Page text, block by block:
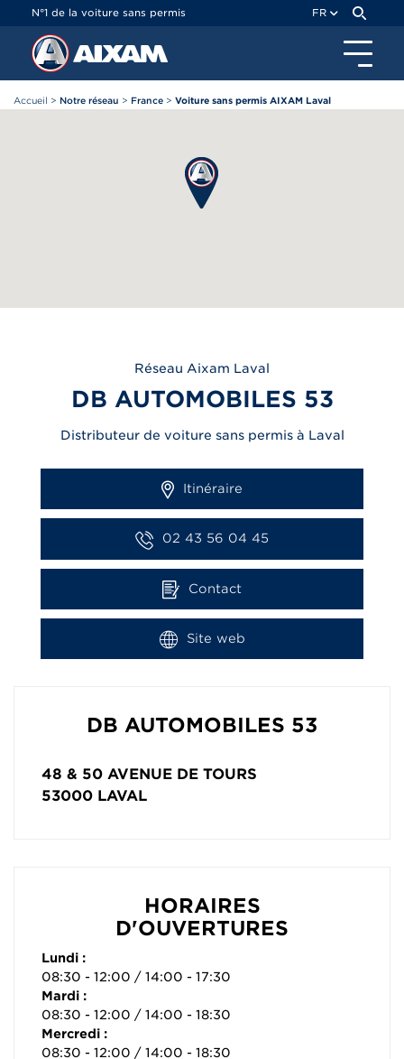
N°1 de la voiture sans permis FR
Accueil > Notre réseau > France > Voiture sans permis AIXAM Laval
Réseau Aixam Laval
DB AUTOMOBILES 53
Distributeur de voiture sans permis à Laval
Itinéraire
02 43 56 04 45
Contact
Site web
DB AUTOMOBILES 53
48 & 50 AVENUE DE TOURS
53000 LAVAL
HORAIRES
D'OUVERTURES
Lundi :
08:30 - 12:00 / 14:00 - 17:30
Mardi :
08:30 - 12:00 / 14:00 - 18:30
Mercredi :
08:30 - 12:00 / 14:00 - 18:30
Panneau de gestion des cookies